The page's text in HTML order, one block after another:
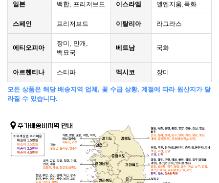
일본 백합, 프리저브드 이스라엘 엘엔지움,목화
스페인 프리저브드 이탈리아 라그라스
에티오피아
장미, 안개,
백묘국
베트남 국화
아르헨티나 스티파 멕시코 장미
모든 상품은 해당 배송지역 업체, 꽃 수급 상황, 계절에 따라 원산지가 달
라질 수 있습니다.